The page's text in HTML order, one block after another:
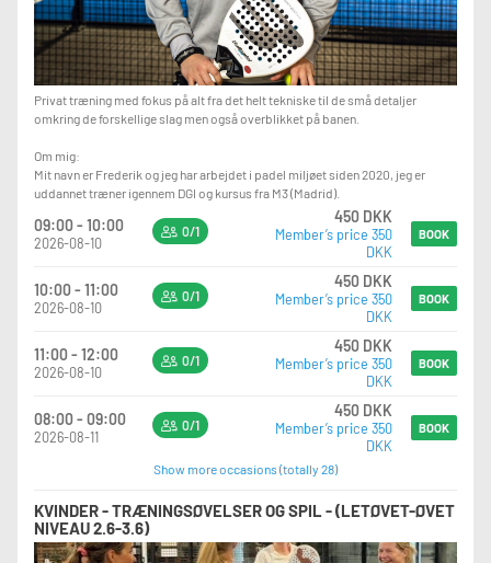
Privat træning med fokus på alt fra det helt tekniske til de små detaljer
omkring de forskellige slag men også overblikket på banen.
Om mig:
Mit navn er Frederik og jeg har arbejdet i padel miljøet siden 2020, jeg er
uddannet træner igennem DGI og kursus fra M3 (Madrid).
09:00 - 10:00
2026-08-10
0/1
450 DKK
Member’s price 350
DKK
BOOK
10:00 - 11:00
2026-08-10
0/1
450 DKK
Member’s price 350
DKK
BOOK
11:00 - 12:00
2026-08-10
0/1
450 DKK
Member’s price 350
DKK
BOOK
08:00 - 09:00
2026-08-11
0/1
450 DKK
Member’s price 350
DKK
BOOK
Show more occasions (totally 28)
KVINDER - TRÆNINGSØVELSER OG SPIL - (LETØVET-ØVET
NIVEAU 2.6-3.6)